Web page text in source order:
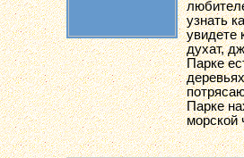
узнать
увидете
духат,
Парке
Парке
морской